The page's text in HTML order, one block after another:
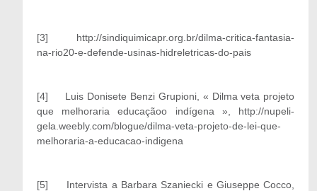
[3] http://sindiquimicapr.org.br/dilma-critica-fantasia-
na-rio20-e-defende-usinas-hidreletricas-do-pais
[4] Luis Donisete Benzi Grupioni, « Dilma veta projeto
que melhoraria educaçãoo indígena », http://nupeli-
gela.weebly.com/blogue/dilma-veta-projeto-de-lei-que-
melhoraria-a-educacao-indigena
[5] Intervista a Barbara Szaniecki e Giuseppe Cocco,